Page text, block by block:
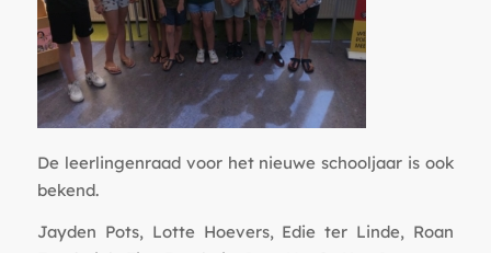
De leerlingenraad voor het nieuwe schooljaar is ook
bekend.
Jayden Pots, Lotte Hoevers, Edie ter Linde, Roan